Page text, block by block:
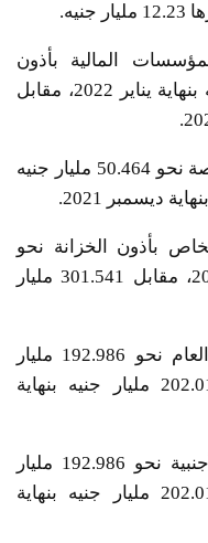
المالية بأذون
الخزانة سجلت 1.466 تريليون جنيه بنهاية يناير 2022، مقابل
وسجلت استثمارات البنوك المتخصصة نحو 50.464 مليار جنيه
بأذون الخزانة نحو
293.952 مليار جنيه بنهاية يناير 2022، مقابل 301.541 مليار
وسجلت استثمارات بنوك القطاع العام نحو 192.986 مليار
جنيه بنهاية يناير 2022، مقابل 202.015 مليار جنيه بنهاية
وبلغت استثمارات فروع البنوك الأجنبية نحو 192.986 مليار
جنيه بنهاية يناير 2022، مقابل 202.015 مليار جنيه بنهاية